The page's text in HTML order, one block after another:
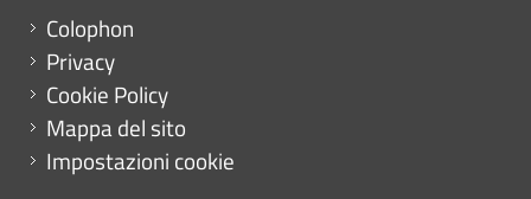
Menu footer
Colophon
Privacy
Cookie Policy
Mappa del sito
Impostazioni cookie